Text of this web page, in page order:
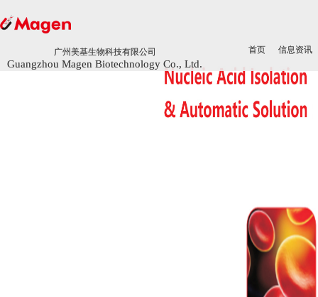
广州美基生物科技有限公司
Guangzhou Magen Biotechnology Co., Ltd.
首页 信息资讯
广州美基生物科技有限公司
Guangzhou Magen Biotechnology Co., Ltd.
首页 信息资讯